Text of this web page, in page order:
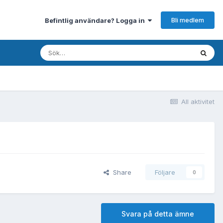
Befintlig användare? Logga in Bli medlem
All aktivitet
Share Följare 0
Svara på detta ämne